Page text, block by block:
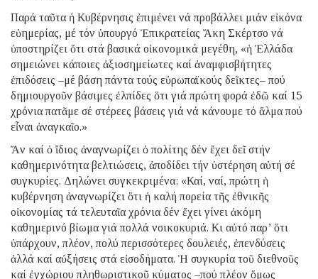
Παρά ταῦτα ἡ Κυβέρνησις ἐπιμένει νά προβάλλει μιάν εἰκόνα
εὐημερίας, μέ τόν ὑπουργό Ἐπικρατείας Ἄκη Σκέρτσο νά
ὑποστηρίζει ὅτι στά βασικά οἰκονομικά μεγέθη, «ἡ Ἑλλάδα
σημειώνει κάποιες ἀξιοσημείωτες καί ἀναμφισβήτητες
ἐπιδόσεις –μέ βάση πάντα τούς εὐρωπαϊκούς δεῖκτες– πού
δημιουργοῦν βάσιμες ἐλπίδες ὅτι γιά πρώτη φορά ἐδῶ καί 15
χρόνια πατᾶμε σέ στέρεες βάσεις γιά νά κάνουμε τό ἅλμα πού
εἶναι ἀναγκαῖο.»
Ἄν καί ὁ ἴδιος ἀναγνωρίζει ὁ πολίτης δέν ἔχει δεῖ στήν
καθημερινότητα βελτιώσεις, ἀποδίδει τήν ὑστέρηση αὐτή σέ
συγκυρίες. Δηλώνει συγκεκριμένα: «Καί, ναί, πρώτη ἡ
κυβέρνηση ἀναγνωρίζει ὅτι ἡ καλή πορεία τῆς ἐθνικῆς
οἰκονομίας τά τελευταῖα χρόνια δέν ἔχει γίνει ἀκόμη
καθημερινό βίωμα γιά πολλά νοικοκυριά. Κι αὐτό παρ’ ὅτι
ὑπάρχουν, πλέον, πολύ περισσότερες δουλειές, ἐπενδύσεις
ἀλλά καί αὐξήσεις στά εἰσοδήματα. Ἡ συγκυρία τοῦ διεθνοῦς
καί ἐγχώριου πληθωριστικοῦ κύματος –πού πλέον ὅμως